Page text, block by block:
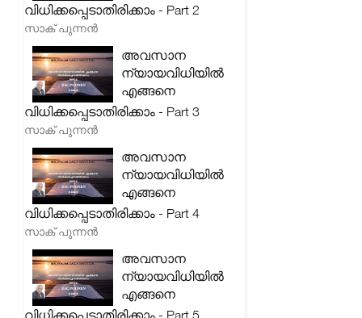
വിധിക്കപ്പെടാതിരിക്കാം - Part 2
സാക് പുന്നൻ
അവസാന
ന്യായവിധിയിൽ
എങ്ങനെ
വിധിക്കപ്പെടാതിരിക്കാം - Part 3
സാക് പുന്നൻ
അവസാന
ന്യായവിധിയിൽ
എങ്ങനെ
വിധിക്കപ്പെടാതിരിക്കാം - Part 4
സാക് പുന്നൻ
അവസാന
ന്യായവിധിയിൽ
എങ്ങനെ
വിധിക്കപ്പെടാതിരിക്കാം - Part 5